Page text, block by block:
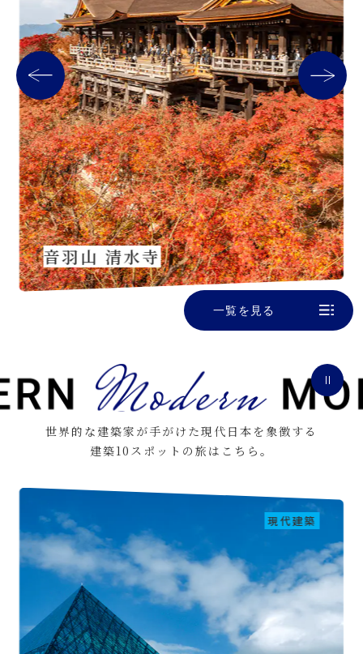
音羽山 清水寺
一覧を見る
世界的な建築家が手がけた現代日本を象徴する
建築10スポットの旅はこちら。
現代建築